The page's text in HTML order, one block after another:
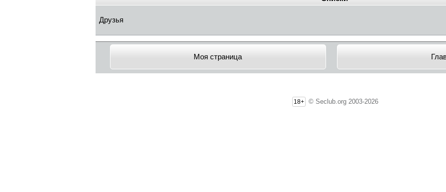
Друзья
Моя страница
18+ © Seclub.org 2003-2026